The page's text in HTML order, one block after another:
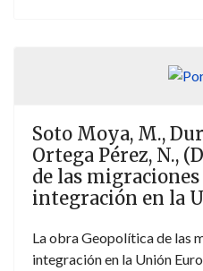
emergentes. Todo ello nos
Soto Moya, M.,
Ortega Pérez, N.,
de las
integración en la
La obra Geopolítica de las
integración en la Unión